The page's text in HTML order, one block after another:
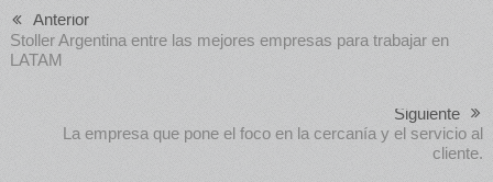
Anterior
Stoller Argentina entre las mejores empresas para trabajar en
LATAM
Siguiente
La empresa que pone el foco en la cercanía y el servicio al
cliente.